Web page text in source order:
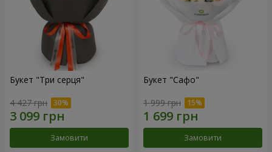
Букет "Три серця"
4 427 грн
Замовити
Букет "Сафо"
1 999 грн
Замовити